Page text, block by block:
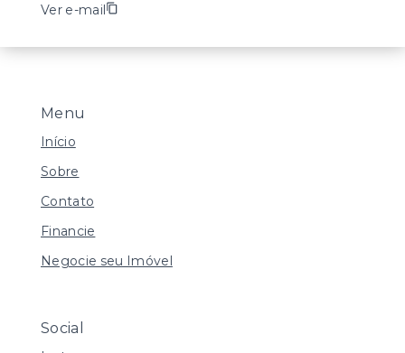
Menu
Início
Sobre
Contato
Financie
Negocie seu Imóvel
Social
Ver e-mail